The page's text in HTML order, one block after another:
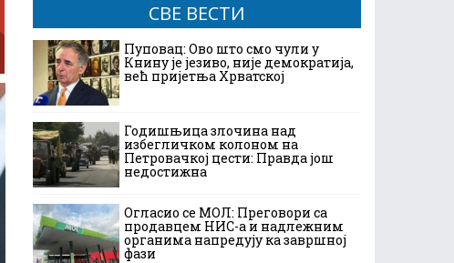
СВЕ ВЕСТИ
Пуповац: Ово што смо чули у
Книну је језиво, није демократија,
већ пријетња Хрватској
Годишњица злочина над
избегличком колоном на
Петровачкој цести: Правда још
недостижна
Огласио се МОЛ: Преговори са
продавцем НИС-а и надлежним
органима напредују ка завршној
фази